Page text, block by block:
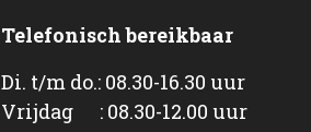
Telefonisch bereikbaar
Di. t/m do.: 08.30-16.30 uur
Vrijdag : 08.30-12.00 uur